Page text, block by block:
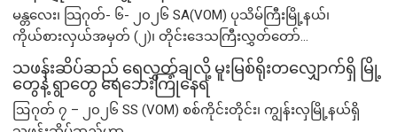
မန္တလေး၊ သြဂုတ်- ၆- ၂၀၂၆ SA(VOM) ပုသိမ်ကြီးမြို့နယ်၊
ကိုယ်စားလှယ်အမှတ် (၂)၊ တိုင်းဒေသကြီးလွှတ်တော်...
သဖန်းဆိပ်ဆည် ရေလွှတ်ချလို့ မူးမြစ်ရိုးတလျှောက်ရှိ မြို့
တွေနဲ့ ရွာတွေ ရေဘေးကြုံနေရ
ဩဂုတ် ၇ – ၂၀၂၆ SS (VOM) စစ်ကိုင်းတိုင်း၊ ကျွန်းလှမြို့နယ်ရှိ